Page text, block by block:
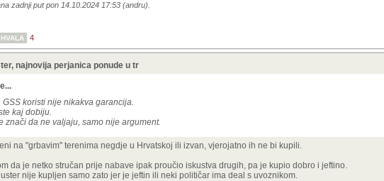
zadnji put pon 14.10.2024 17:53 (andru).
HVALA 4
najnovija perjanica ponude u tr
GSS koristi nije nikakva garancija.
kaj dobiju.
znači da ne valjaju, samo nije argument.
na "grbavim" terenima negdje u Hrvatskoj ili izvan, vjerojatno ih ne bi kupili.
da je netko stručan prije nabave ipak proučio iskustva drugih, pa je kupio dobro i jeftino.
nije kupljen samo zato jer je jeftin ili neki političar ima deal s uvoznikom.